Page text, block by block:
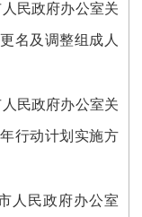
民政府办公室关
名及调整组成人
民政府办公室关
行动计划实施方
人民政府办公室